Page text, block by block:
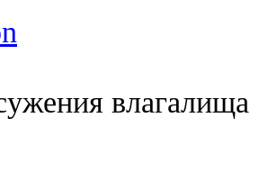
влагалища